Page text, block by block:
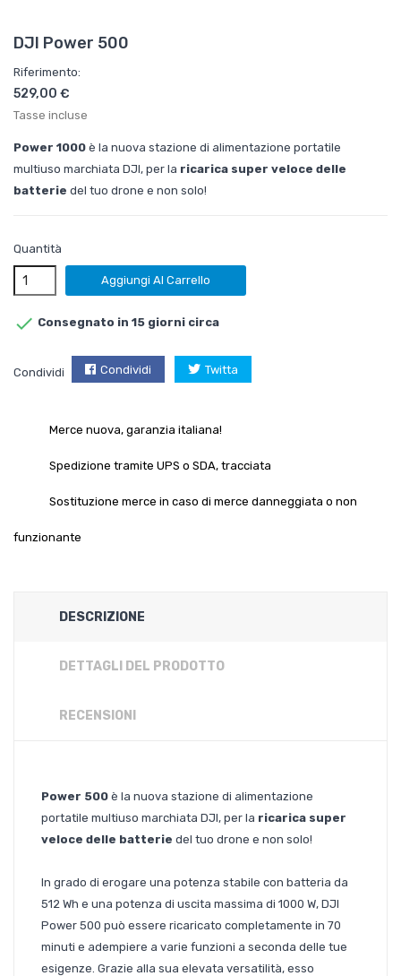
DJI Power 500
Riferimento:
529,00 €
Tasse incluse
Power 1000 è la nuova stazione di alimentazione portatile
multiuso marchiata DJI, per la ricarica super veloce delle
batterie del tuo drone e non solo!
Quantità
Aggiungi Al Carrello
 Consegnato in 15 giorni circa
Condividi Condividi Twitta
Merce nuova, garanzia italiana!
Spedizione tramite UPS o SDA, tracciata
Sostituzione merce in caso di merce danneggiata o non
funzionante
DESCRIZIONE
DETTAGLI DEL PRODOTTO
RECENSIONI
Power 500 è la nuova stazione di alimentazione
portatile multiuso marchiata DJI, per la ricarica super
veloce delle batterie del tuo drone e non solo!
In grado di erogare una potenza stabile con batteria da
512 Wh e una potenza di uscita massima di 1000 W, DJI
Power 500 può essere ricaricato completamente in 70
minuti e adempiere a varie funzioni a seconda delle tue
esigenze. Grazie alla sua elevata versatilità, esso